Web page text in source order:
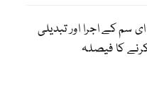
سم کے اجرا اور تبدیلی
کا فیصلہ